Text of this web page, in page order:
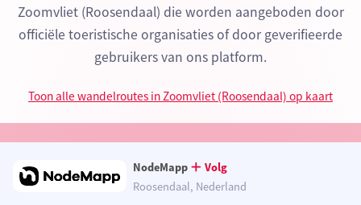
Zoomvliet (Roosendaal) die worden aangeboden door
officiële toeristische organisaties of door geverifieerde
gebruikers van ons platform.
Toon alle wandelroutes in Zoomvliet (Roosendaal) op kaart
NodeMapp
Volg
Roosendaal, Nederland